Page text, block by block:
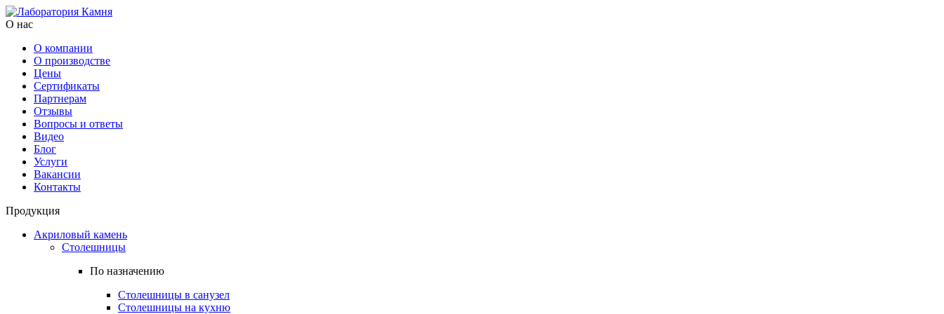
О нас
О компании
О производстве
Цены
Cертификаты
Партнерам
Отзывы
Вопросы и ответы
Видео
Блог
Услуги
Вакансии
Контакты
Продукция
Акриловый камень
Столешницы
По назначению
Столешницы в санузел
Столешницы на кухню